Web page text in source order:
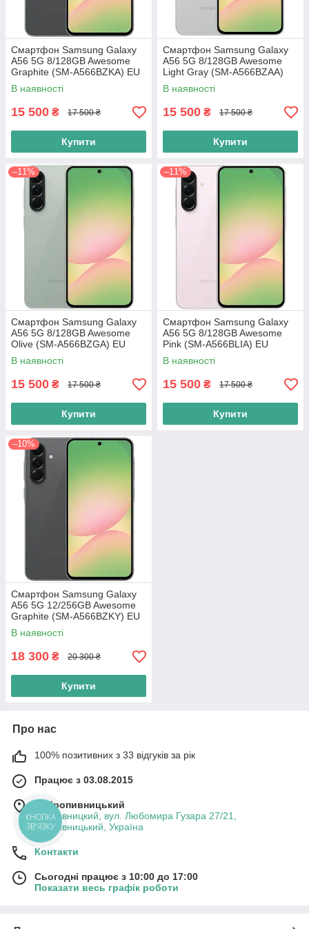
Смартфон Samsung Galaxy
A56 5G 8/128GB Awesome
Graphite (SM-A566BZKA) EU
В наявності
15 500 ₴ 17 500 ₴
Купити
Смартфон Samsung Galaxy
A56 5G 8/128GB Awesome
Light Gray (SM-A566BZAA)
EU
В наявності
15 500 ₴ 17 500 ₴
Купити
–11%
Смартфон Samsung Galaxy
A56 5G 8/128GB Awesome
Olive (SM-A566BZGA) EU
В наявності
15 500 ₴ 17 500 ₴
Купити
–11%
Смартфон Samsung Galaxy
A56 5G 8/128GB Awesome
Pink (SM-A566BLIA) EU
В наявності
15 500 ₴ 17 500 ₴
Купити
–10%
Смартфон Samsung Galaxy
A56 5G 12/256GB Awesome
Graphite (SM-A566BZKY) EU
В наявності
18 300 ₴ 20 300 ₴
Купити
Про нас
100% позитивних з 33 відгуків за рік
Працює з 03.08.2015
м. Кропивницький
Кропивницкий, вул. Любомира Гузара 27/21,
Кропивницький, Україна
Контакти
Сьогодні працює з 10:00 до 17:00
Показати весь графік роботи
КНОПКА
ЗВ'ЯЗКУ